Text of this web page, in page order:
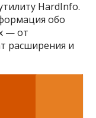
HardInfo.
обо
— от
расширения и